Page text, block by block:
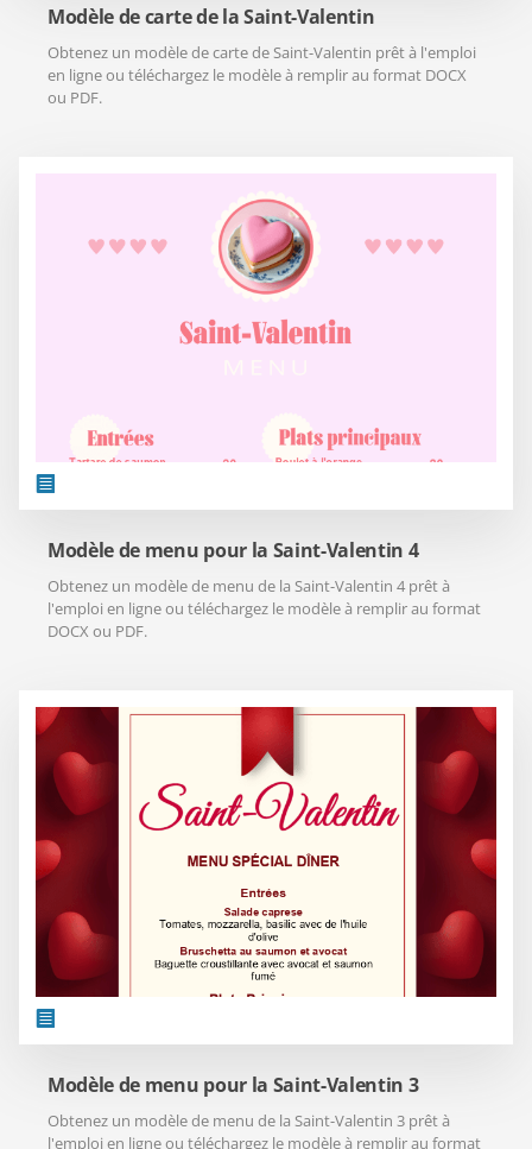
Modèle de carte de la Saint-Valentin
Obtenez un modèle de carte de Saint-Valentin prêt à l'emploi
en ligne ou téléchargez le modèle à remplir au format DOCX
ou PDF.
Modèle de menu pour la Saint-Valentin 4
Obtenez un modèle de menu de la Saint-Valentin 4 prêt à
l'emploi en ligne ou téléchargez le modèle à remplir au format
DOCX ou PDF.
Modèle de menu pour la Saint-Valentin 3
Obtenez un modèle de menu de la Saint-Valentin 3 prêt à
l'emploi en ligne ou téléchargez le modèle à remplir au format